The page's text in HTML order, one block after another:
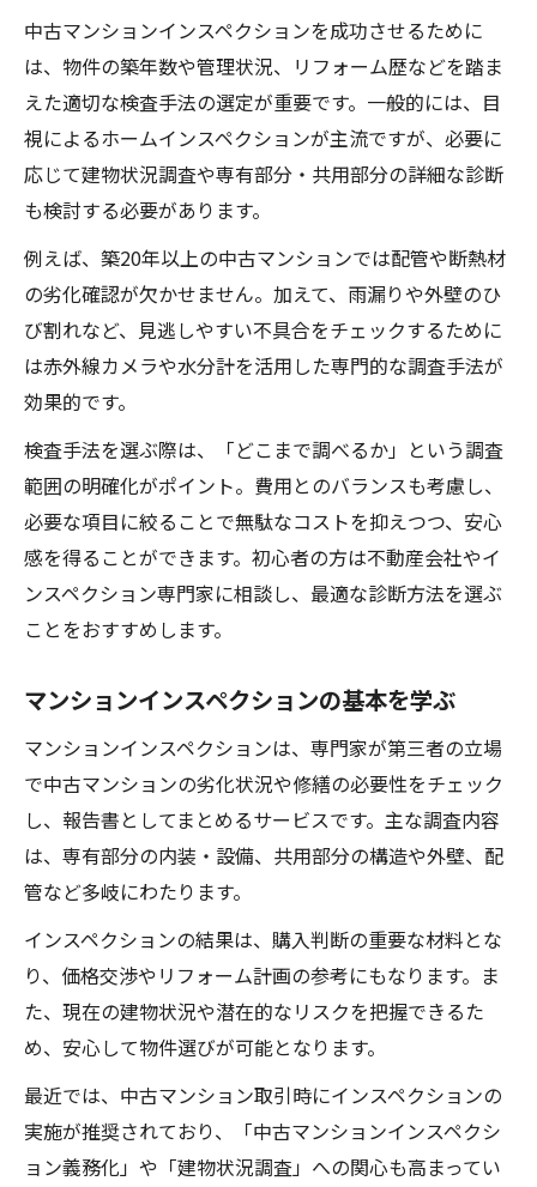
中古マンションの調査で将来の修繕費予防
インスペクション義務化の背景と現状
物件選びで失敗しない調査ポイント集
中古マンション調査で重視するべき項目
マンション管理組合の状況も要チェック
インスペクションで見落としがちな部分
中古マンション選びで注意する劣化ポイン
ト
ホームインスペクションで判明する問題点
安心のために知りたい調査のタイミング
中古マンション調査のベストなタイミング
インスペクションは契約前後どちらが最適
か
ホームインスペクションを早めに依頼する
利点
中古マンション診断の適切な時期を見極め
後悔しないためのチェックリスト活用法
中古マンション用チェックリストの作り方
インスペクション前後に確認する重要項目
住宅診断チェックリストで失敗を防ぐ方法
マンション購入時の見極めポイント集
中古マンション検査時の注意点まとめ
建物状況調査の義務化とその影響を知る
中古マンション建物状況調査義務化の動向
インスペクション義務化が購入者へ与える
影響
マンション管理組合と義務化の関係を解説
中古マンションインスペクションを成功させるために
は、物件の築年数や管理状況、リフォーム歴などを踏ま
えた適切な検査手法の選定が重要です。一般的には、目
視によるホームインスペクションが主流ですが、必要に
応じて建物状況調査や専有部分・共用部分の詳細な診断
も検討する必要があります。
例えば、築20年以上の中古マンションでは配管や断熱材
の劣化確認が欠かせません。加えて、雨漏りや外壁のひ
び割れなど、見逃しやすい不具合をチェックするために
は赤外線カメラや水分計を活用した専門的な調査手法が
効果的です。
検査手法を選ぶ際は、「どこまで調べるか」という調査
範囲の明確化がポイント。費用とのバランスも考慮し、
必要な項目に絞ることで無駄なコストを抑えつつ、安心
感を得ることができます。初心者の方は不動産会社やイ
ンスペクション専門家に相談し、最適な診断方法を選ぶ
ことをおすすめします。
マンションインスペクションの基本を学ぶ
マンションインスペクションは、専門家が第三者の立場
で中古マンションの劣化状況や修繕の必要性をチェック
し、報告書としてまとめるサービスです。主な調査内容
は、専有部分の内装・設備、共用部分の構造や外壁、配
管など多岐にわたります。
インスペクションの結果は、購入判断の重要な材料とな
り、価格交渉やリフォーム計画の参考にもなります。ま
た、現在の建物状況や潜在的なリスクを把握できるた
め、安心して物件選びが可能となります。
最近では、中古マンション取引時にインスペクションの
実施が推奨されており、「中古マンションインスペクシ
ョン義務化」や「建物状況調査」への関心も高まってい